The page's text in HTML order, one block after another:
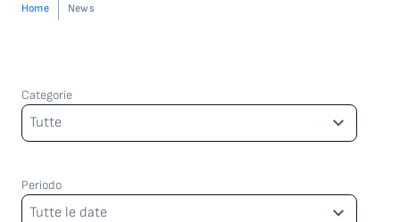
Home News
Categorie
Categorie
Tutte
Periodo
Periodo
Tutte le date